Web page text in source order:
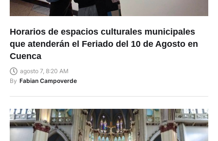
Horarios de espacios culturales municipales
que atenderán el Feriado del 10 de Agosto en
Cuenca
agosto 7, 8:20 AM
By Fabian Campoverde